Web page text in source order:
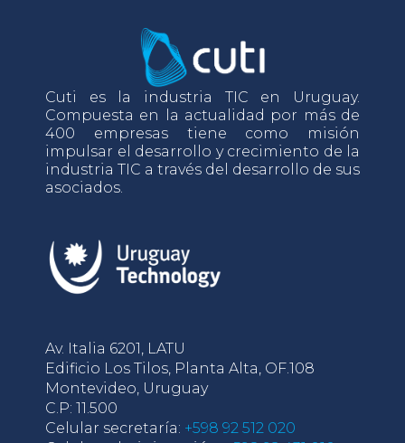
Cuti es la industria TIC en Uruguay.
Compuesta en la actualidad por más de
400 empresas tiene como misión
impulsar el desarrollo y crecimiento de la
industria TIC a través del desarrollo de sus
asociados.
Av. Italia 6201, LATU
Edificio Los Tilos, Planta Alta, OF.108
Montevideo, Uruguay
C.P: 11.500
Celular secretaría: +598 92 512 020